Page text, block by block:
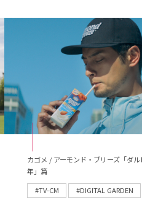
カゴメ / アーモンド・ブリーズ「ダ
年」篇
#TV-CM
#DIGITAL GARDEN